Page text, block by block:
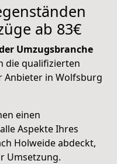
ab 83€
Umzugsbranche
die qualifizierten
Anbieter in Wolfsburg
einen
Aspekte Ihres
Holweide abdeckt,
Umsetzung.